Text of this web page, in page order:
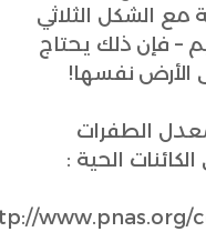
الشكل الثلاثي
– فإن ذلك يحتاج
الأرض نفسها!
الطفرات
الحية :
www.pnas.org/